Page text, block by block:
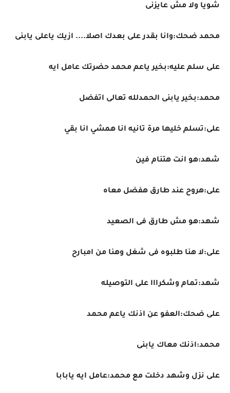
شويا ولا مش عايزنى
محمد ضحك:وانا بقدر على بعدك اصلا.... ازيك ياعلى يابنى
على سلم عليه:بخير ياعم محمد حضرتك عامل ايه
محمد:بخير يابنى الحمدلله تعالى اتفضل
على:تسلم خليها مرة تانيه انا همشي انا بقي
شهد:هو انت هتنام فين
على:هروح عند طارق هفضل معاه
شهد:هو مش طارق فى الصعيد
على:لا هنا طلبوه فى شغل وهنا من امبارح
شهد:تمام وشكرااا على التوصيله
على ضحك:العفو عن اذنك ياعم محمد
محمد:اذنك معاك يابنى
على نزل وشهد دخلت مع محمد:عامل ايه يابابا